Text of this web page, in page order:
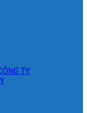
TY